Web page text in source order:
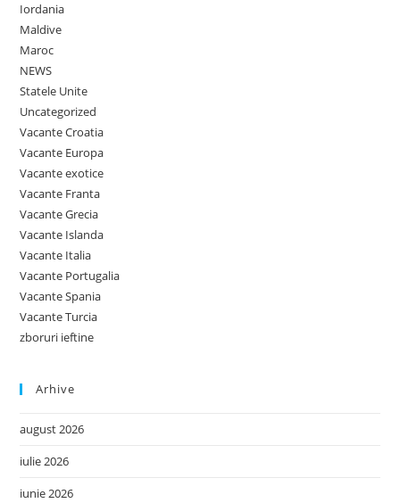
Iordania
Maldive
Maroc
NEWS
Statele Unite
Uncategorized
Vacante Croatia
Vacante Europa
Vacante exotice
Vacante Franta
Vacante Grecia
Vacante Islanda
Vacante Italia
Vacante Portugalia
Vacante Spania
Vacante Turcia
zboruri ieftine
Arhive
august 2026
iulie 2026
iunie 2026